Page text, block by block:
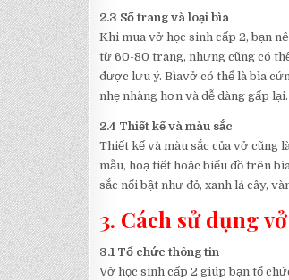
2.3 Số trang và loại bìa
Khi mua vở học sinh cấp 2, bạn
từ 60-80 trang, nhưng cũng có
được lưu ý. Bìavở có thể là bìa
nhẹ nhàng hơn và dễ dàng gấp
2.4 Thiết kế và màu sắc
Thiết kế và màu sắc của vở cũng
mẫu, hoạ tiết hoặc biểu đồ trên
sắc nổi bật như đỏ, xanh lá cây,
3. Cách sử dụng
3.1 Tổ chức thông tin
Vở học sinh cấp 2 giúp bạn tổ